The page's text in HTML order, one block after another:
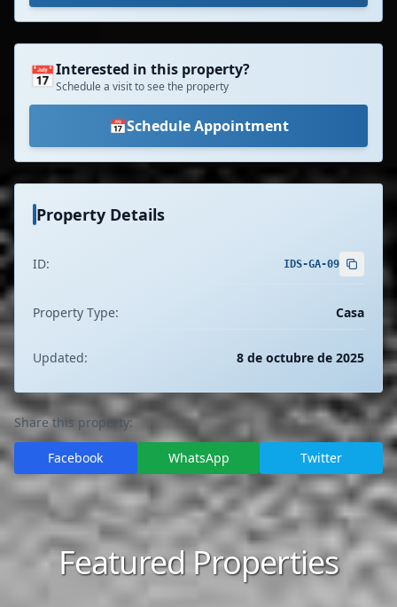
📅Interested in this property?
Schedule a visit to see the property
📅Schedule Appointment
Property Details
ID: IDS-GA-09
Property Type: Casa
Updated: 8 de octubre de 2025
Share this property:
Facebook WhatsApp Twitter
Featured Properties